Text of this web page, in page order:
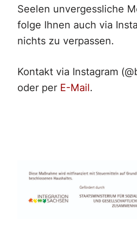
Seelen unvergessliche
folge Ihnen auch via
nichts zu verpassen.
Kontakt via Instagram
oder per E-Mail.